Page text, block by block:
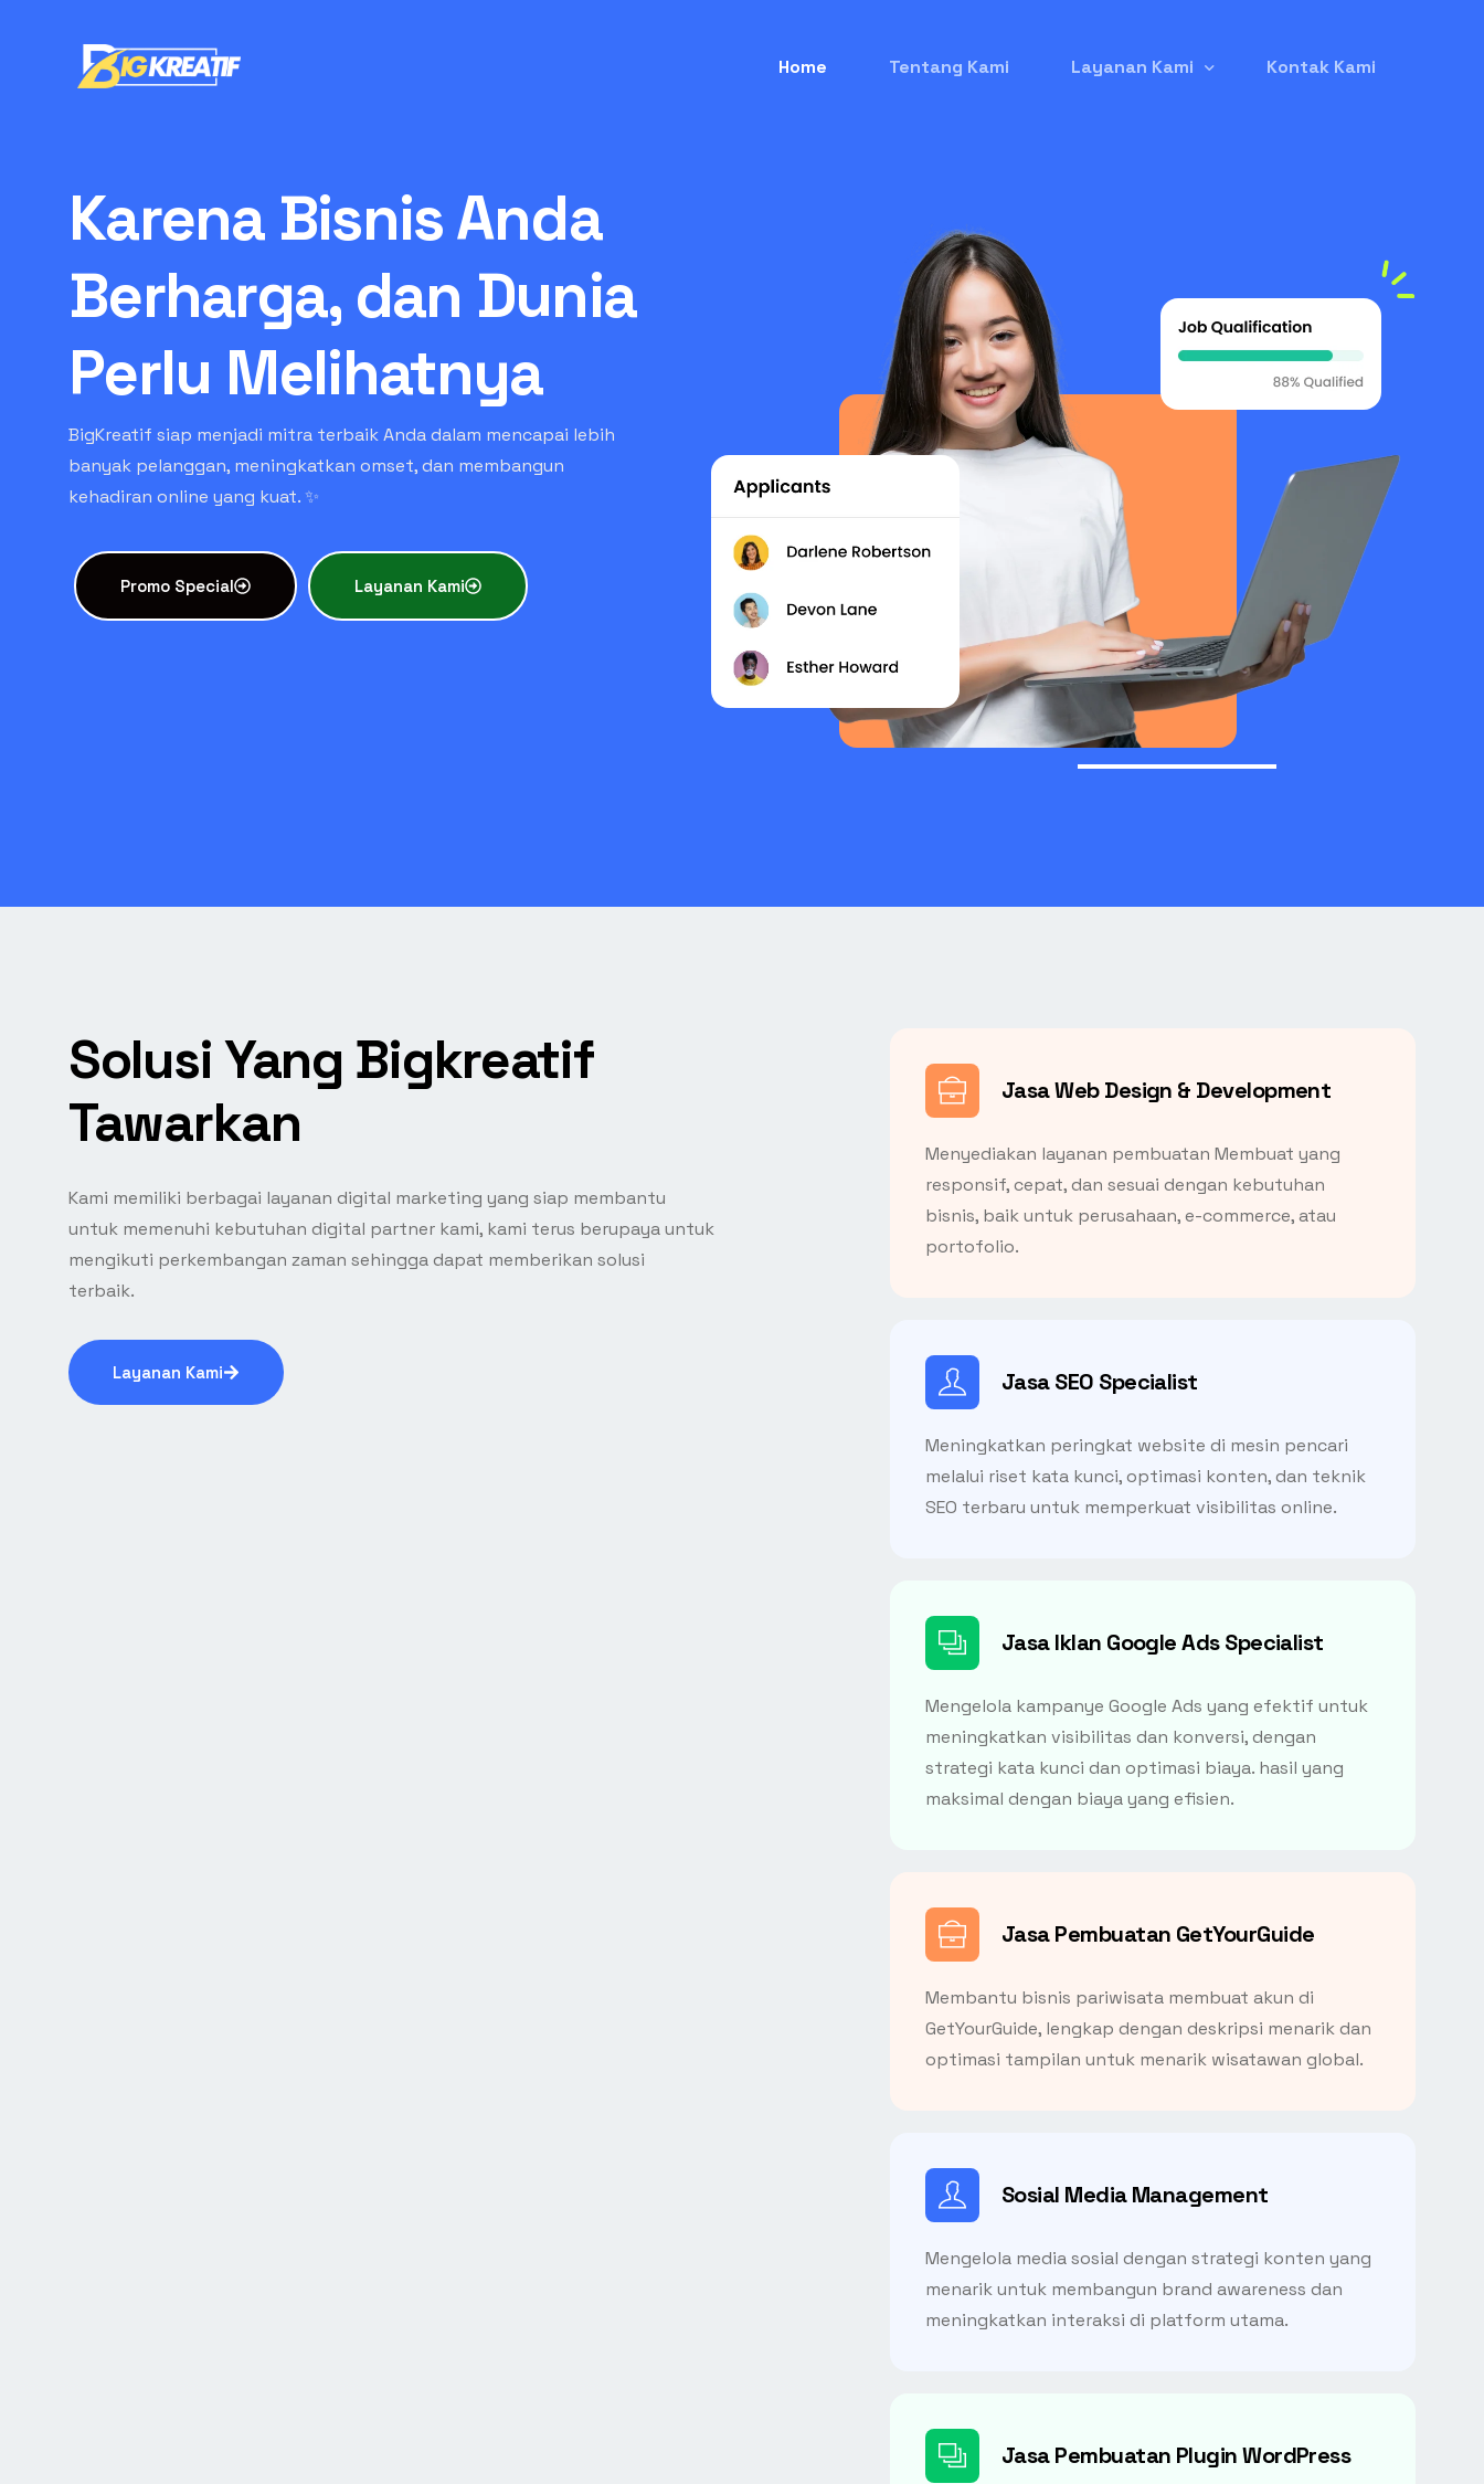
Home Tentang Kami Layanan Kami
Jasa Listing Produk di GetYourGuide
Jasa Kelola Instagram
Jasa Backlink Berkualitas
Kontak Kami
Karena Bisnis Anda
Berharga, dan Dunia
Perlu Melihatnya
BigKreatif siap menjadi mitra terbaik Anda dalam mencapai lebih
banyak pelanggan, meningkatkan omset, dan membangun
kehadiran online yang kuat. ✨
Promo Special Layanan Kami
Solusi Yang Bigkreatif
Tawarkan
Kami memiliki berbagai layanan digital marketing yang siap membantu
untuk memenuhi kebutuhan digital partner kami, kami terus berupaya untuk
mengikuti perkembangan zaman sehingga dapat memberikan solusi
terbaik.
Layanan Kami
Jasa Web Design & Development
Menyediakan layanan pembuatan Membuat yang
responsif, cepat, dan sesuai dengan kebutuhan
bisnis, baik untuk perusahaan, e-commerce, atau
portofolio.
Jasa SEO Specialist
Meningkatkan peringkat website di mesin pencari
melalui riset kata kunci, optimasi konten, dan teknik
SEO terbaru untuk memperkuat visibilitas online.
Jasa Iklan Google Ads Specialist
Mengelola kampanye Google Ads yang efektif untuk
meningkatkan visibilitas dan konversi, dengan
strategi kata kunci dan optimasi biaya. hasil yang
maksimal dengan biaya yang efisien.
Jasa Pembuatan GetYourGuide
Membantu bisnis pariwisata membuat akun di
GetYourGuide, lengkap dengan deskripsi menarik dan
optimasi tampilan untuk menarik wisatawan global.
Sosial Media Management
Mengelola media sosial dengan strategi konten yang
menarik untuk membangun brand awareness dan
meningkatkan interaksi di platform utama.
Jasa Pembuatan Plugin WordPress